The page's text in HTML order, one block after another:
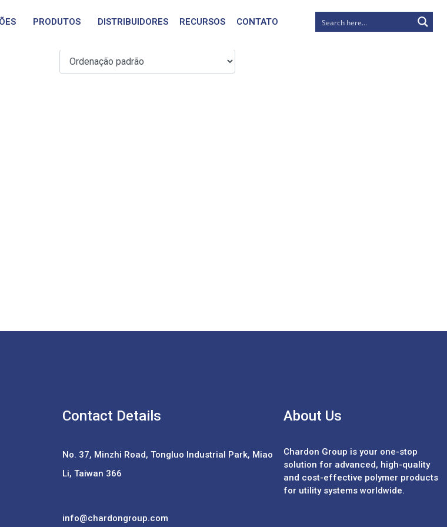
PRODUTOS DISTRIBUIDORES RECURSOS CONTATO
Contact Details
No. 37, Minzhi Road, Tongluo Industrial Park, Miao
Li, Taiwan 366
info@chardongroup.com
About Us
Chardon Group is your one-stop
solution for advanced, high-quality
and cost-effective polymer products
for utility systems worldwide.